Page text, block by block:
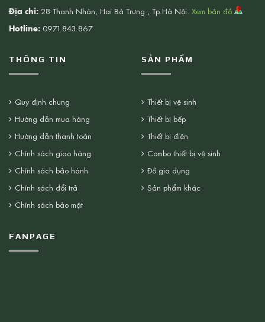
Địa chỉ: 28 Thanh Nhàn, Hai Bà Trưng , Tp.Hà Nội. Xem bản đồ
Hotline: 0971.843.867
THÔNG TIN
Quy định chung
Hướng dẫn mua hàng
Hướng dẫn thanh toán
Chính sách giao hàng
Chính sách bảo hành
Chính sách đổi trả
Chính sách bảo mật
SẢN PHẨM
Thiết bị vệ sinh
Thiết bị bếp
Thiết bị điện
Combo thiết bị vệ sinh
Đồ gia dụng
Sản phẩm khác
FANPAGE